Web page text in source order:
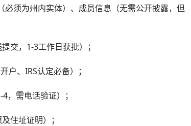
须为州内实体）、成员信息（无需公开披露，但
交，1-3工作日获批）；
、IRS认定必备）；
，需电话验证）；
住址证明）；